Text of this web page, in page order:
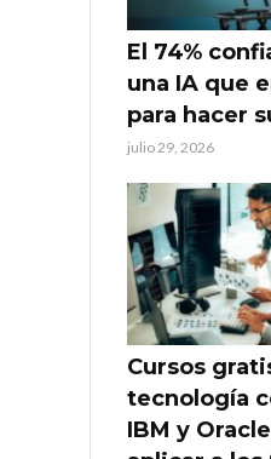
El 74%
una IA que
para hacer
julio 29, 2026
Cursos
tecnología
IBM y